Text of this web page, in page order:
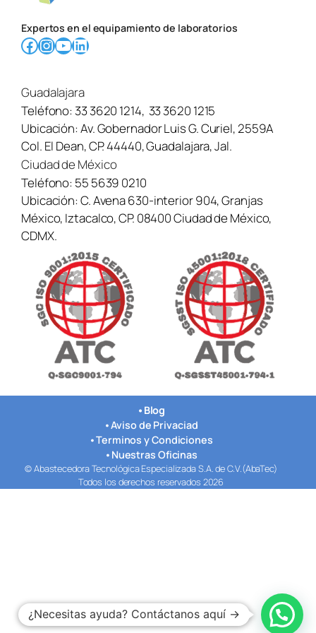
Expertos en el equipamiento de laboratorios
Facebook InstagramYouTube LinkedIn
Guadalajara
Teléfono:33 3620 1214, 33 3620 1215
Ubicación:Av. Gobernador Luis G. Curiel, 2559A
Col. El Dean, CP. 44440, Guadalajara, Jal.
Ciudad de México
Teléfono: 55 5639 0210
Ubicación:C. Avena 630-interior 904, Granjas
México, Iztacalco, CP. 08400 Ciudad de México,
CDMX.
• Blog
•Aviso de Privaciad
•Terminos y Condiciones
• Nuestras Oficinas
© Abastecedora Tecnológica Especializada S.A. de C.V.(AbaTec)
Todos los derechos reservados 2026
¿Necesitas ayuda? Contáctanos aquí →